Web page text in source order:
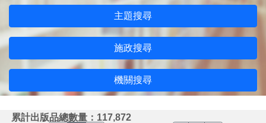
主題搜尋
施政搜尋
機關搜尋
累計出版品總數量：117,872